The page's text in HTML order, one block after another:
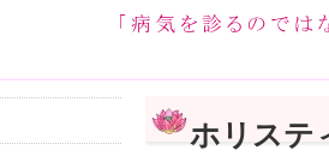
ホリステ